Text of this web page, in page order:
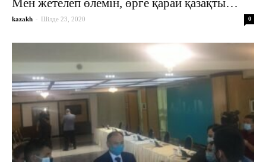
Мен жетелеп өлемін, өрге қарай қазақты…
kazakh - Шілде 23, 2020 0